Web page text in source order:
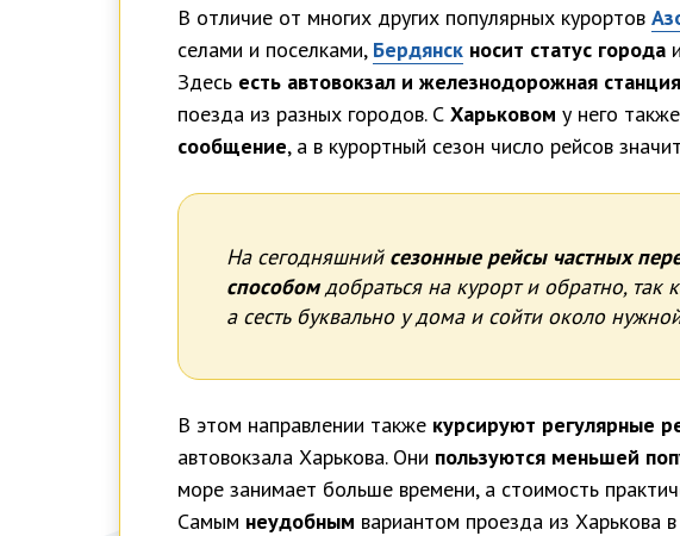
В отличие от многих других популярных курортов
селами и поселками, Бердянскносит статус города
Здесь есть автовокзал и железнодорожная станция
поезда из разных городов. С Харьковом у него также
сообщение, а в курортный сезон число рейсов
На сегодняшний сезонные рейсы частных
способомдобраться на курорт и обратно, так
а сесть буквально у дома и сойти около
В этом направлении также курсируют регулярные
автовокзала Харькова. Они пользуются меньшей
море занимает больше времени, а стоимость
Самым неудобным вариантом проезда из Харькова